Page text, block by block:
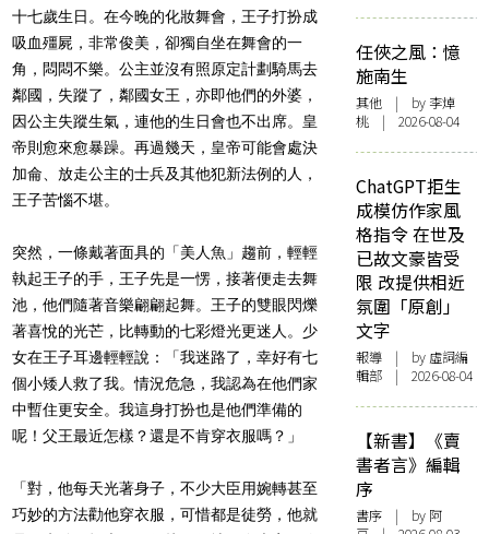
十七歲生日。在今晚的化妝舞會，王子打扮成
吸血殭屍，非常俊美，卻獨自坐在舞會的一
角，悶悶不樂。公主並沒有照原定計劃騎馬去
鄰國，失蹤了，鄰國女王，亦即他們的外婆，
因公主失蹤生氣，連他的生日會也不出席。 皇
帝則愈來愈暴躁。再過幾天，皇帝可能會處決
加侖、放走公主的士兵及其他犯新法例的人，
王子苦惱不堪。
突然，一條戴著面具的「美人魚」趨前，輕輕
執起王子的手， 王子先是一愣，接著便走去舞
池，他們隨著音樂翩翩起舞。 王子的雙眼閃爍
著喜悅的光芒，比轉動的七彩燈光更迷人。 少
女在王子耳邊輕輕說：「我迷路了，幸好有七
個小矮人救了我。情況危急，我認為在他們家
中暫住更安全。我這身打扮也是他們準備的
呢！父王最近怎樣？還是不肯穿衣服嗎？ 」
「對，他每天光著身子，不少大臣用婉轉甚至
巧妙的方法勸他穿衣服，可惜都是徒勞，他就
任俠之風：憶
施南生
其他 | by 李焯
桃 | 2026-08-04
ChatGPT拒生
成模仿作家風
格指令 在世及
已故文豪皆受
限 改提供相近
氛圍「原創」
文字
報導 | by 虛詞編
輯部 | 2026-08-04
【新書】《賣
書者言》編輯
序
書序 | by 阿